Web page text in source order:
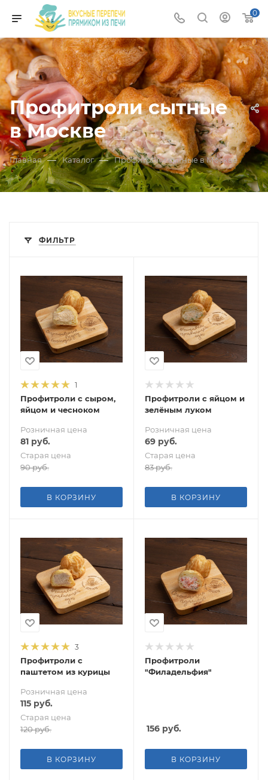
0
Профитроли сытные
в Москве
5
Главная — Каталог — Профитроли сытные в Москве
ФИЛЬТР
1
Профитроли с сыром,
яйцом и чесноком
Розничная цена
81 руб.
Старая цена
90руб.
В КОРЗИНУ
Профитроли с яйцом и
зелёным луком
Розничная цена
69 руб.
Старая цена
83руб.
В КОРЗИНУ
3
Профитроли с
паштетом из курицы
Розничная цена
115 руб.
Старая цена
120руб.
В КОРЗИНУ
Профитроли
"Филадельфия"
156 руб.
В КОРЗИНУ